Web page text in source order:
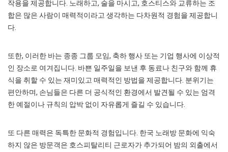
작용을 제공합니다. 노래하고, 술을 마시고, 호스티스와 교류하는 조
합은 많은 사람이 매력적이라고 생각하는 다차원적 경험을 제공합니
다.
또한, 이러한 바는 종종 그룹 모임, 축하 행사 또는 기업 행사에 이상적
인 장소로 여겨집니다. 바쁜 일주일을 보낸 후 동료나 친구와 함께 휴
식을 취할 수 있는 재미있고 매력적인 방법을 제공합니다. 분위기는
편안하며, 손님들은 다른 더 공식적인 환경에서 발견될 수 있는 엄격
한 예절이나 규칙의 압박 없이 자유롭게 즐길 수 있습니다.
또 다른 매력은 독특한 문화적 경험입니다. 한국 노래방 문화에 익숙
하지 않은 방문객은 호스피탈리티 근로자가 추가되어 밤의 외출에서